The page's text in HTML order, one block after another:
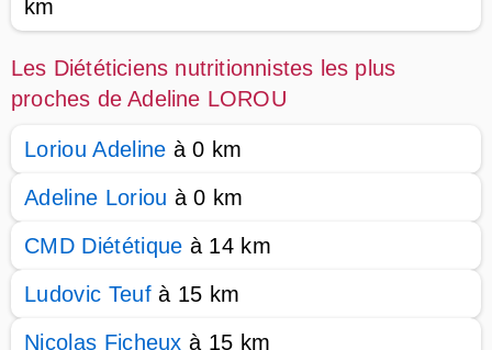
km
Les Diététiciens nutritionnistes les plus
proches de Adeline LOROU
Loriou Adeline à 0 km
Adeline Loriou à 0 km
CMD Diététique à 14 km
Ludovic Teufà 15 km
Nicolas Ficheux à 15 km